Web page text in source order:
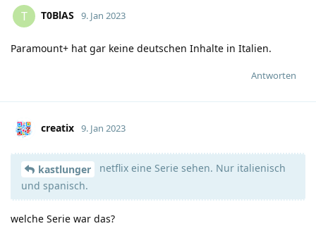
T T0BlAS 9. Jan 2023
Paramount+ hat gar keine deutschen Inhalte in Italien.
Antworten
creatix 9. Jan 2023
kastlunger
netflix eine Serie sehen. Nur italienisch
und spanisch.
welche Serie war das?